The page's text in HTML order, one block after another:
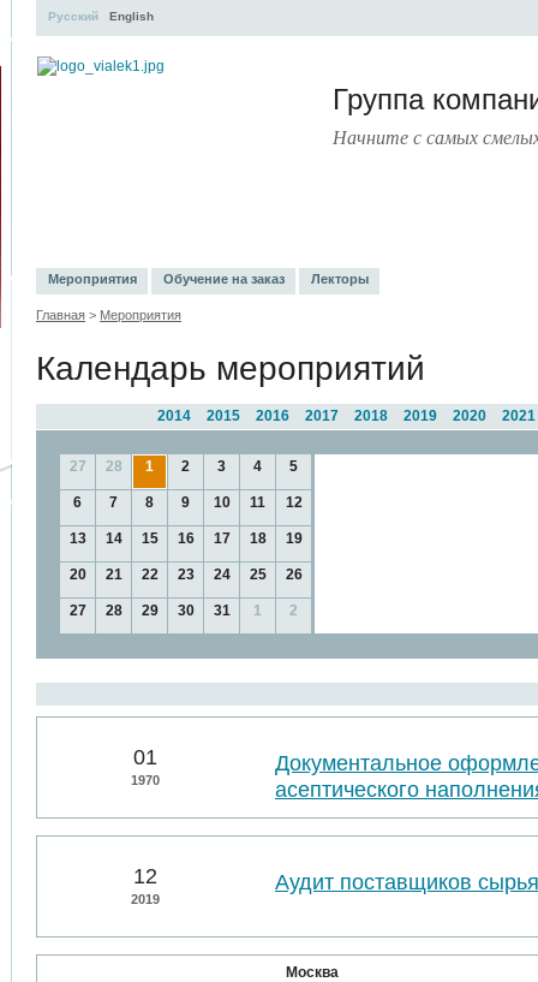
Группа
Начните с самых
Русский English
Мероприятия Обучение на заказ Лекторы
Главная > Мероприятия
Календарь мероприятий
2021
2020
2019
2018
2017
2016
2015
2014
27 28 1 2 3 4 5
6 7 8 9 10 11 12
13 14 15 16 17 18 19
20 21 22 23 24 25 26
27 28 29 30 31 1 2
01
1970
Документальное
асептического
12
2019
Аудит поставщиков
Москва